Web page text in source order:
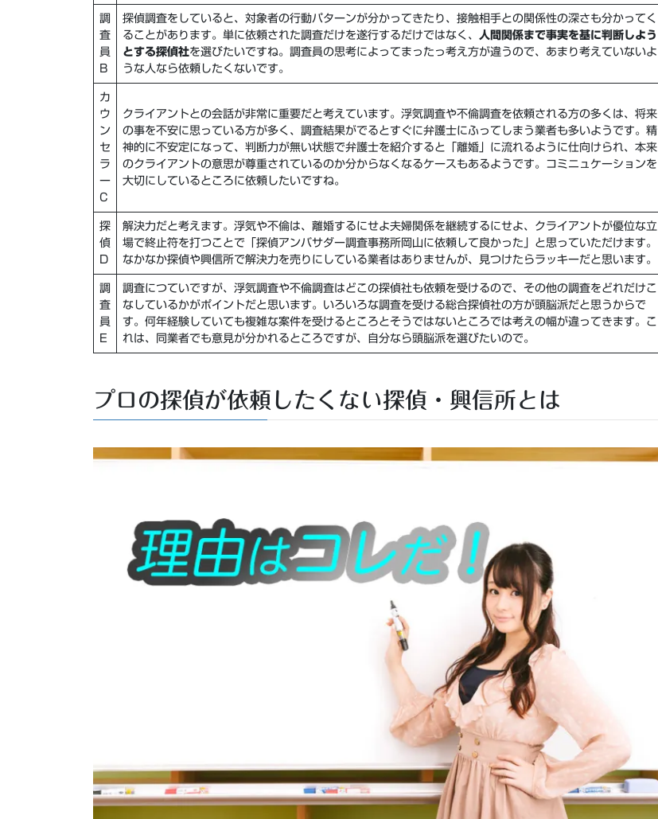
調
査
員
B
探偵調査をしていると、対象者の行動パターンが分かってきたり、接触相手との関係性の深さも分かってく
ることがあります。単に依頼された調査だけを遂行するだけではなく、 人間関係まで事実を基に判断しよう
とする探偵社を選びたいですね。調査員の思考によってまったっ考え方が違うので、あまり考えていないよ
うな人なら依頼したくないです。
カ
ウ
ン
セ
ラ
ー
C
クライアントとの会話が非常に重要だと考えています。浮気調査や不倫調査を依頼される方の多くは、将来
の事を不安に思っている方が多く、調査結果がでるとすぐに弁護士にふってしまう業者も多いようです。精
神的に不安定になって、判断力が無い状態で弁護士を紹介すると「離婚」に流れるように仕向けられ、本来
のクライアントの意思が尊重されているのか分からなくなるケースもあるようです。 コミニュケーションを
大切にしているところに依頼したいですね。
探
偵
D
解決力だと考えます。浮気や不倫は、離婚するにせよ夫婦関係を継続するにせよ、クライアントが優位な立
場で終止符を打つことで「探偵アンバサダー調査事務所岡山に依頼して良かった」と思っていただけます。
なかなか探偵や興信所で解決力を売りにしている業者はありませんが、
見つけたらラッキーだと思います。
調
査
員
E
調査につていですが、浮気調査や不倫調査はどこの探偵社も依頼を受けるので、 その他の調査をどれだけこ
なしているかがポイントだと思います。いろいろな調査を受ける総合探偵社の方が頭脳派だと思うからで
す。何年経験していても複雑な案件を受けるところとそうではないところでは考えの幅が違ってきます。こ
れは、同業者でも意見が分かれるところですが、自分なら頭脳派を選びたいので。
プロの探偵が依頼したくない探偵・興信所とは